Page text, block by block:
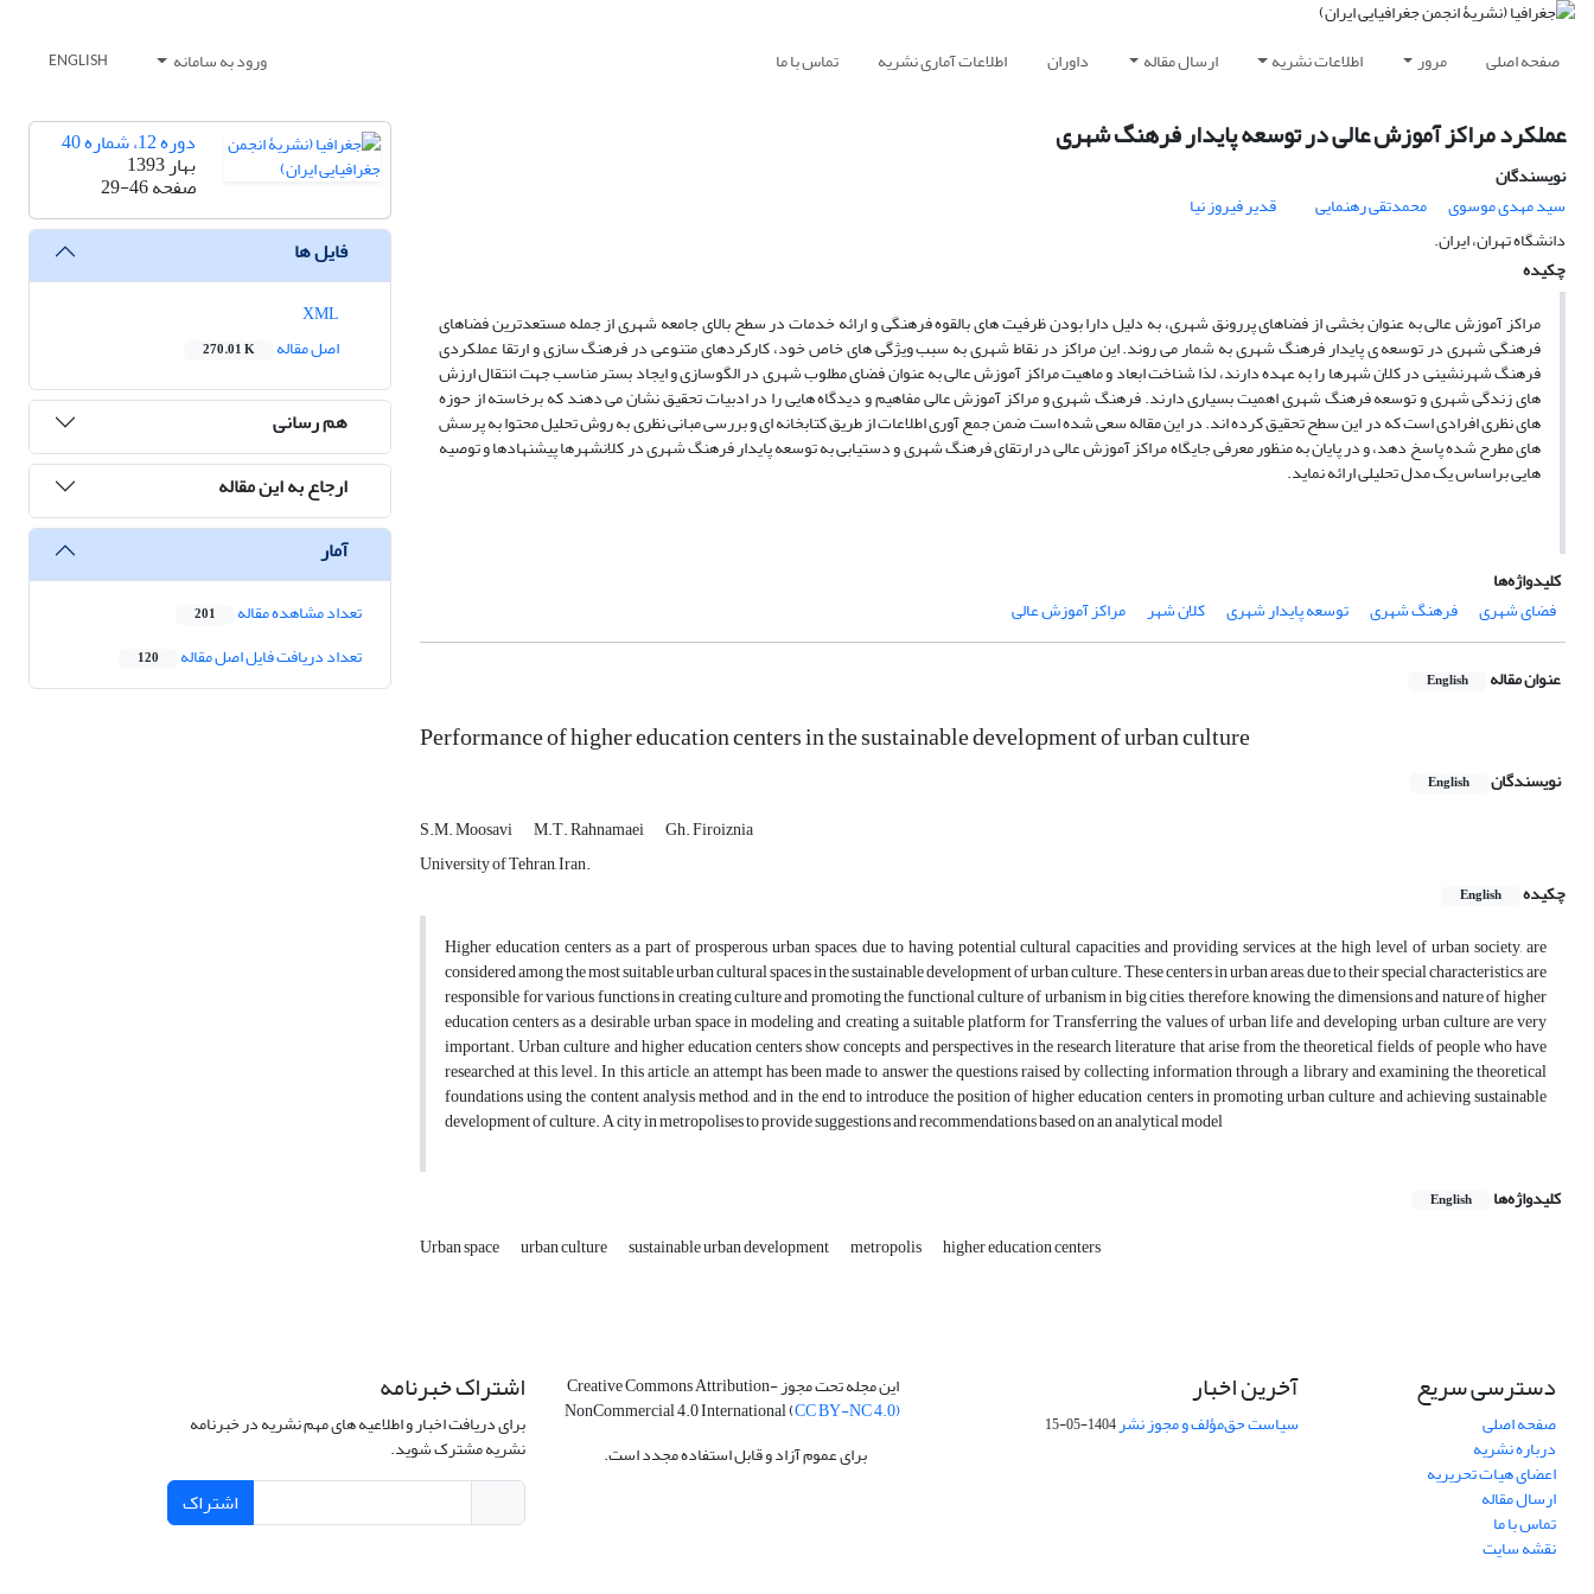
صفحه اصلی مرور اطلاعات نشریه ارسال مقاله داوران اطلاعات آماری نشریه تماس با ما ورود به سامانه ENGLISH
عملکرد مراکز آموزش عالی در توسعه پایدار فرهنگ شهری
نویسندگان
سید مهدی موسوی
محمدتقی رهنمایی
قدیر فیروز نیا
دانشگاه تهران، ایران.
چکیده
مراکز آموزش عالی به عنوان بخشی از فضاهای پررونق شهری، به دلیل دارا بودن ظرفیت های بالقوه فرهنگی و ارائه خدمات در سطح بالای جامعه شهری از جمله مستعدترین فضاهای
فرهنگی شهری در توسعه ی پایدار فرهنگ شهری به شمار می روند. این مراکز در نقاط شهری به سبب ویژگی های خاص خود، کارکردهای متنوعی در فرهنگ سازی و ارتقا عملکردی
فرهنگ شهرنشینی در کلان شهرها را به عهده دارند، لذا شناخت ابعاد و ماهیت مراکز آموزش عالی به عنوان فضای مطلوب شهری در الگوسازی و ایجاد بستر مناسب جهت انتقال ارزش
های زندگی شهری و توسعه فرهنگ شهری اهمیت بسیاری دارند. فرهنگ شهری و مراکز آموزش عالی مفاهیم و دیدگاه هایی را در ادبیات تحقیق نشان می دهند که برخاسته از حوزه
های نظری افرادی است که در این سطح تحقیق کرده اند. در این مقاله سعی شده است ضمن جمع آوری اطلاعات از طریق کتابخانه ای و بررسی مبانی نظری به روش تحلیل محتوا به پرسش
های مطرح شده پاسخ دهد، و در پایان به منظور معرفی جایگاه مراکز آموزش عالی در ارتقای فرهنگ شهری و دستیابی به توسعه پایدار فرهنگ شهری در کلانشهرها پیشنهادها و توصیه
هایی براساس یک مدل تحلیلی ارائه نماید.
کلیدواژه‌ها
فضای شهری
فرهنگ شهری توسعه پایدار شهری کلان شهر مراکز آموزش عالی
عنوان مقاله English
Performance of higher education centers in the sustainable development of urban culture
نویسندگان English
S.M. Moosavi M.T. Rahnamaei
Gh. Firoiznia
University of Tehran, Iran.
چکیده
English
Higher education centers as a part of prosperous urban spaces, due to having potential cultural capacities and providing services at the high level of urban society, are
considered among the most suitable urban cultural spaces in the sustainable development of urban culture. These centers in urban areas, due to their special characteristics, are
responsible for various functions in creating culture and promoting the functional culture of urbanism in big cities, therefore, knowing the dimensions and nature of higher
education centers as a desirable urban space in modeling and creating a suitable platform for Transferring the values of urban life and developing urban culture are very
important. Urban culture and higher education centers show concepts and perspectives in the research literature that arise from the theoretical fields of people who have
researched at this level. In this article, an attempt has been made to answer the questions raised by collecting information through a library and examining the theoretical
foundations using the content analysis method, and in the end to introduce the position of higher education centers in promoting urban culture and achieving sustainable
development of culture. A city in metropolises to provide suggestions and recommendations based on an analytical model
کلیدواژه‌ها English
Urban space urban culture sustainable urban development metropolis higher education centers
دوره 12، شماره 40
بهار 1393
صفحه29-46
فایل ها
اصل مقاله
270.01 K
هم رسانی
ارجاع به این مقاله
آمار
تعداد مشاهده مقاله 201
تعداد دریافت فایل اصل مقاله 120
دسترسی سریع
صفحه اصلی
درباره نشریه
اعضای هیات تحریریه
ارسال مقاله
تماس با ما
نقشه سایت
آخرین اخبار
سیاست حق‌مؤلف و مجوز نشر1404-05-15
این مجله تحت مجوز Creative Commons Attribution-
NonCommercial 4.0 International (CC BY-NC 4.0)
برای عموم آزاد و قابل استفاده مجدد است.
اشتراک خبرنامه
برای دریافت اخبار و اطلاعیه های مهم نشریه در خبرنامه
نشریه مشترک شوید.
اشتراک